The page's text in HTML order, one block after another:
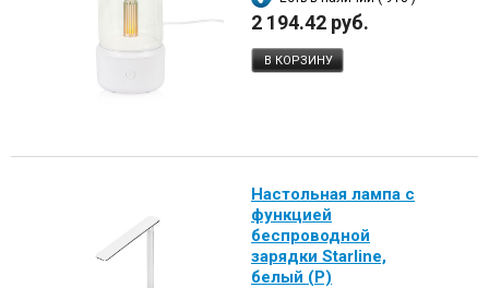
2 194.42 руб.
В КОРЗИНУ
Настольная лампа с
функцией
беспроводной
зарядки Starline,
белый (P)